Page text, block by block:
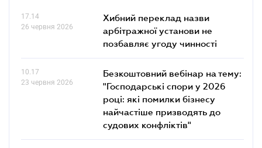
17.14
26 червня 2026
Хибний переклад назви
арбітражної установи не
позбавляє угоду чинності
10.17
23 червня 2026
Безкоштовний вебінар на тему:
"Господарські спори у 2026
році: які помилки бізнесу
найчастіше призводять до
судових конфліктів"